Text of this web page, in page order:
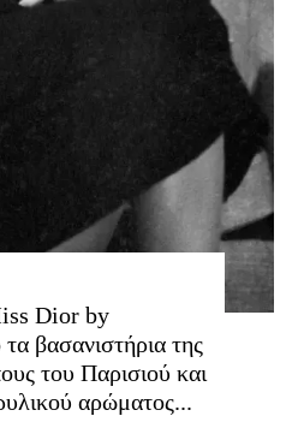
Dior by
βασανιστήρια της
του Παρισιού και
αρώματος...